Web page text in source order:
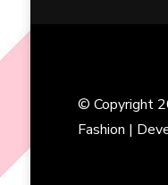
© Copyright
Fashion |